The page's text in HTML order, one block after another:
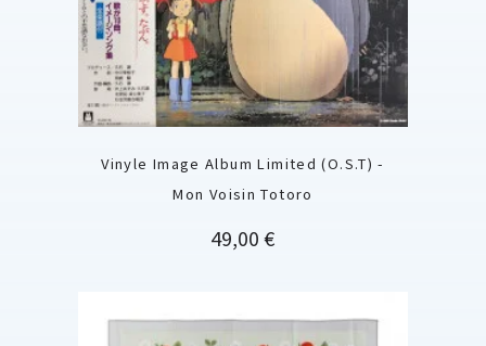
Vinyle Image Album Limited (O.S.T) -
Mon Voisin Totoro
Prix
49,00 €